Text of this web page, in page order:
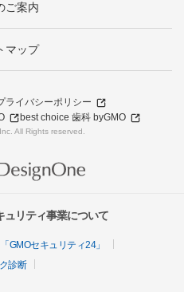
ご案内
マップ
ライバシーポリシー
best choice 歯科 byGMO
All Rights reserved.
ュリティ事業について
GMOセキュリティ24」
診断